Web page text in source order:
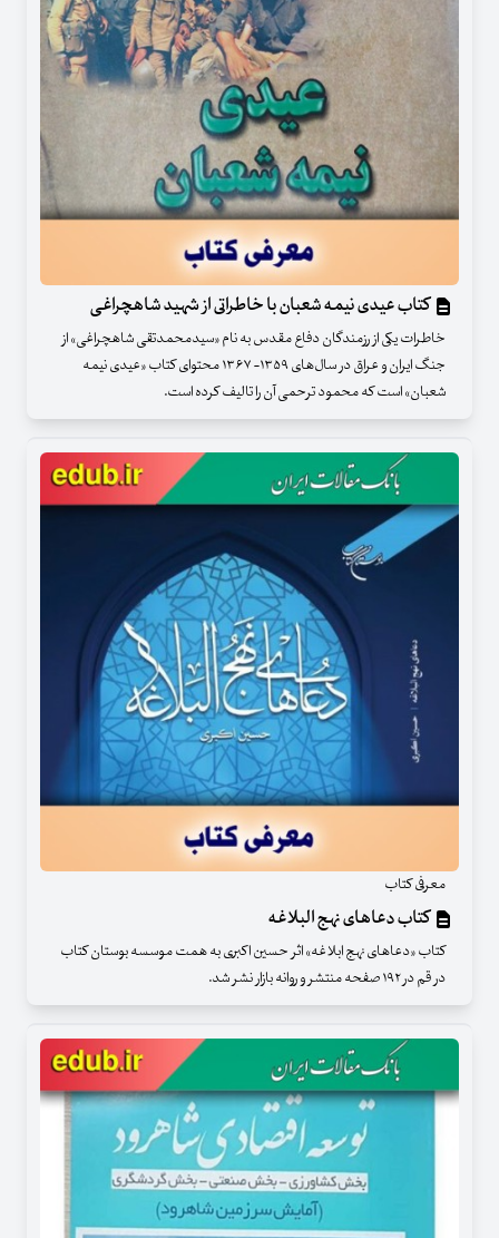
کتاب عیدی نیمه شعبان با خاطراتی از شهید شاهچراغی
خاطرات یکی از رزمندگان دفاع مقدس به نام «سیدمحمدتقی شاهچراغی» از
جنگ ایران و عراق در سال‌های ۱۳۵۹- ۱۳۶۷ محتوای کتاب «عیدی نیمه
شعبان» است که محمود ترحمی آن را تالیف کرده است.
معرفی کتاب
کتاب دعاهای نهج البلاغه
کتاب «دعاهای نهج ابلاغه» اثر حسین اکبری به همت موسسه بوستان کتاب
در قم در ۱۹۲ صفحه منتشر و روانه بازار نشر شد.